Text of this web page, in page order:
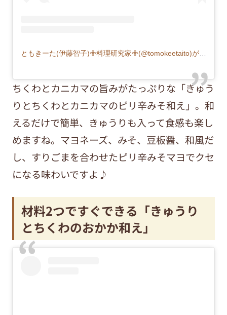
ともきーた(伊藤智子)𖧷料理研究家𖧷(@tomokeetaito)がシェアした投稿
ちくわとカニカマの旨みがたっぷりな「きゅう
りとちくわとカニカマのピリ辛みそ和え」。和
えるだけで簡単、きゅうりも入って食感も楽し
めますね。マヨネーズ、みそ、豆板醤、和風だ
し、すりごまを合わせたピリ辛みそマヨでクセ
になる味わいですよ♪
材料2つですぐできる「きゅうり
とちくわのおかか和え」